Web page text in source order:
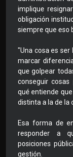
implique
obligación
siempre que eso
"Una cosa es ser
marcar
que golpear
conseguir
qué entiende
distinta a la de la
Esa forma de
responder a
posiciones
gestión.